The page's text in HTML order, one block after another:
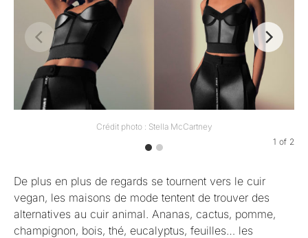
Crédit photo : Stella McCartney
1 of 2
De plus en plus de regards se tournent vers le cuir
vegan, les maisons de mode tentent de trouver des
alternatives au cuir animal. Ananas, cactus, pomme,
champignon, bois, thé, eucalyptus, feuilles… les